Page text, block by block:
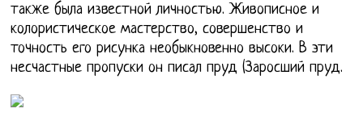
также была известной личностью. Живописное и
колористическое мастерство, совершенство и
точность его рисунка необыкновенно высоки. В эти
несчастные пропуски он писал пруд (Заросший пруд.